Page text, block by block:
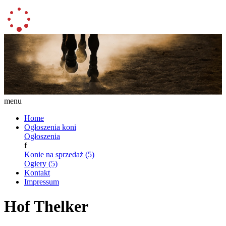
menu
Home
Ogłoszenia koni
Ogłoszenia
f
Konie na sprzedaż (5)
Ogiery (5)
Kontakt
Impressum
Hof Thelker